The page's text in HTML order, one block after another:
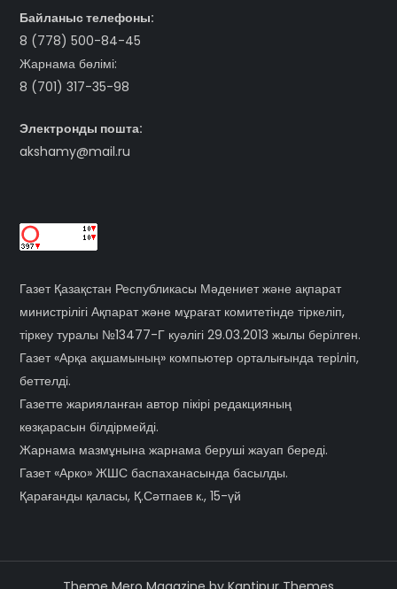
Байланыс телефоны:
8 (778) 500-84-45
Жарнама бөлімі:
8 (701) 317-35-98
Электронды пошта:
akshamy@mail.ru
Газет Қазақстан Республикасы Мәдениет және ақпарат
министрілігі Ақпарат және мұрағат комитетінде тіркеліп,
тіркеу туралы №13477-Г куәлігі 29.03.2013 жылы берілген.
Газет «Арқа ақшамының» компьютер орталығында терiлiп,
беттелді.
Газетте жарияланған автор пікірі редакцияның
көзқарасын білдірмейді.
Жарнама мазмұнына жарнама беруші жауап береді.
Газет «Арко» ЖШС баспаханасында басылды.
Қарағанды қаласы, Қ.Сәтпаев к., 15-үй